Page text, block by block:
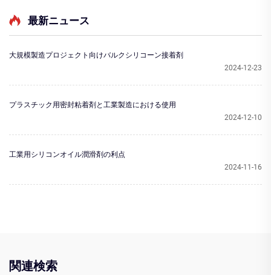
最新ニュース
大規模製造プロジェクト向けバルクシリコーン接着剤
2024-12-23
プラスチック用密封粘着剤と工業製造における使用
2024-12-10
工業用シリコンオイル潤滑剤の利点
2024-11-16
関連検索